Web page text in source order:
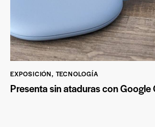
EXPOSICIÓN, TECNOLOGÍA
Presenta sin ataduras con